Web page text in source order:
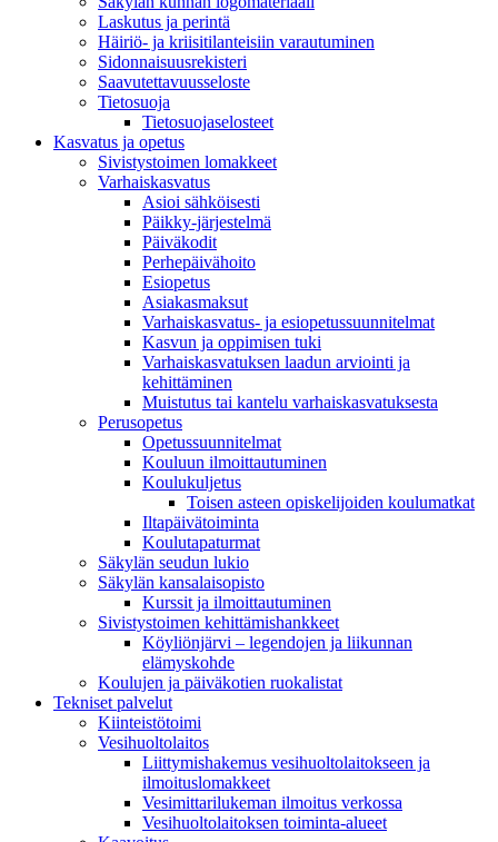
Laskutus ja perintä
Häiriö- ja kriisitilanteisiin varautuminen
Sidonnaisuusrekisteri
Saavutettavuusseloste
Tietosuoja
Tietosuojaselosteet
Kasvatus ja opetus
Sivistystoimen lomakkeet
Varhaiskasvatus
Asioi sähköisesti
Päikky-järjestelmä
Päiväkodit
Perhepäivähoito
Esiopetus
Asiakasmaksut
Varhaiskasvatus- ja esiopetussuunnitelmat
Kasvun ja oppimisen tuki
Varhaiskasvatuksen laadun arviointi ja
kehittäminen
Muistutus tai kantelu varhaiskasvatuksesta
Perusopetus
Opetussuunnitelmat
Kouluun ilmoittautuminen
Koulukuljetus
Toisen asteen opiskelijoiden koulumatkat
Iltapäivätoiminta
Koulutapaturmat
Säkylän seudun lukio
Säkylän kansalaisopisto
Kurssit ja ilmoittautuminen
Sivistystoimen kehittämishankkeet
Köyliönjärvi – legendojen ja liikunnan
elämyskohde
Koulujen ja päiväkotien ruokalistat
Tekniset palvelut
Kiinteistötoimi
Vesihuoltolaitos
Liittymishakemus vesihuoltolaitokseen ja
ilmoituslomakkeet
Vesimittarilukeman ilmoitus verkossa
Vesihuoltolaitoksen toiminta-alueet